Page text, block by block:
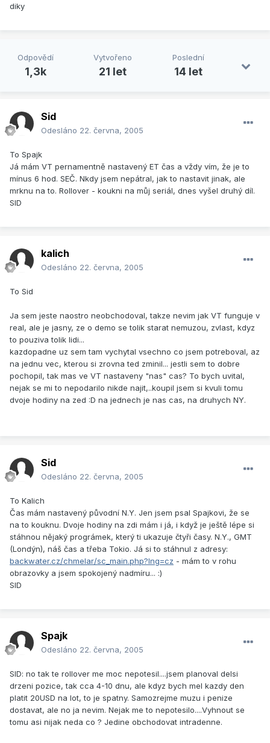
diky
Odpovědí
1,3k
Vytvořeno
21 let
Poslední
14 let
Sid
Odesláno 22. června, 2005
To Spajk
Já mám VT pernamentně nastavený ET čas a vždy vím, že je to
mínus 6 hod. SEČ. Nkdy jsem nepátral, jak to nastavit jinak, ale
mrknu na to. Rollover - koukni na můj seriál, dnes vyšel druhý díl.
SID
kalich
Odesláno 22. června, 2005
To Sid
Ja sem jeste naostro neobchodoval, takze nevim jak VT funguje v
real, ale je jasny, ze o demo se tolik starat nemuzou, zvlast, kdyz
to pouziva tolik lidi...
kazdopadne uz sem tam vychytal vsechno co jsem potreboval, az
na jednu vec, kterou si zrovna ted zminil... jestli sem to dobre
pochopil, tak mas ve VT nastaveny "nas" cas? To bych uvital,
nejak se mi to nepodarilo nikde najit,..koupil jsem si kvuli tomu
dvoje hodiny na zed :D na jednech je nas cas, na druhych NY.
Sid
Odesláno 22. června, 2005
To Kalich
Čas mám nastavený původní N.Y. Jen jsem psal Spajkovi, že se
na to kouknu. Dvoje hodiny na zdi mám i já, i když je ještě lépe si
stáhnou nějaký prográmek, který ti ukazuje čtyři časy. N.Y., GMT
(Londýn), náš čas a třeba Tokio. Já si to stáhnul z adresy:
backwater.cz/chmelar/sc_main.php?lng=cz - mám to v rohu
obrazovky a jsem spokojený nadmíru... :)
SID
Spajk
Odesláno 22. června, 2005
SID: no tak te rollover me moc nepotesil....jsem planoval delsi
drzeni pozice, tak cca 4-10 dnu, ale kdyz bych mel kazdy den
platit 20USD na lot, to je spatny. Samozrejme muzu i penize
dostavat, ale no ja nevim. Nejak me to nepotesilo....Vyhnout se
tomu asi nijak neda co ? Jedine obchodovat intradenne.